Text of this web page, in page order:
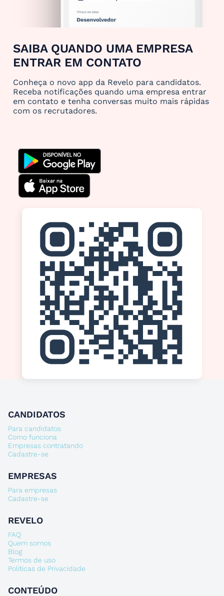
SAIBA QUANDO UMA EMPRESA
ENTRAR EM CONTATO
Conheça o novo app da Revelo para candidatos.
Receba notificações quando uma empresa entrar
em contato e tenha conversas muito mais rápidas
com os recrutadores.
CANDIDATOS
Para candidatos
Como funciona
Empresas contratando
Cadastre-se
EMPRESAS
Para empresas
Cadastre-se
REVELO
FAQ
Quem somos
Blog
Termos de uso
Políticas de Privacidade
CONTEÚDO